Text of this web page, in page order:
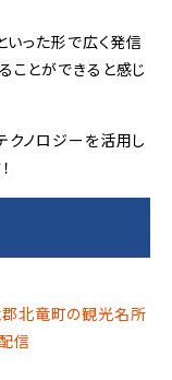
いった形で広く発信
ことができると感じ
クノロジーを活用し
郡北竜町の観光名所
信